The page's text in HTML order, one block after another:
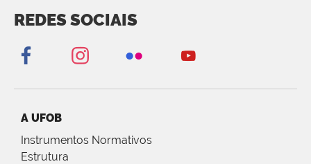
REDES SOCIAIS
A UFOB
Instrumentos Normativos
Estrutura